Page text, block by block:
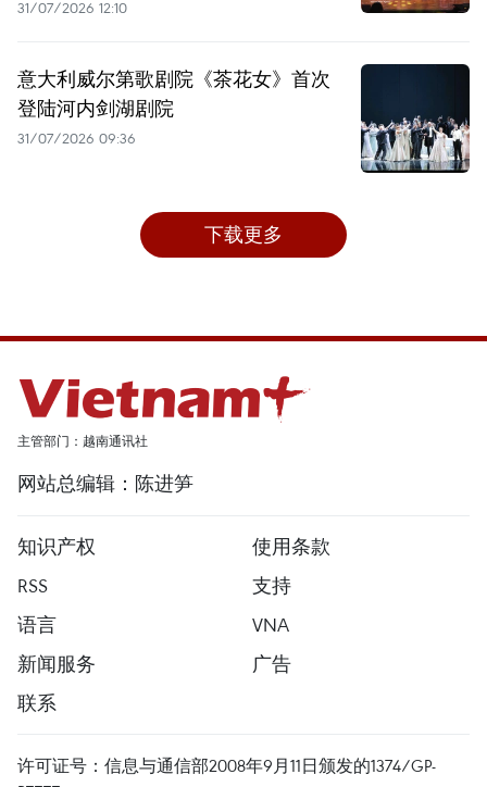
31/07/2026 12:10
意大利威尔第歌剧院《茶花女》首次
登陆河内剑湖剧院
31/07/2026 09:36
下载更多
主管部门：越南通讯社
网站总编辑：陈进笋
知识产权
使用条款
RSS
支持
语言
VNA
新闻服务
广告
联系
许可证号：信息与通信部2008年9月11日颁发的1374/GP-